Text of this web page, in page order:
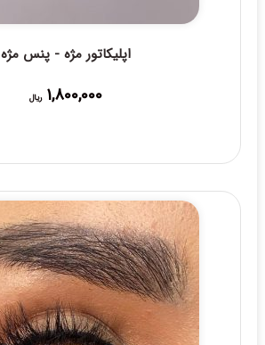
اپلیکاتور مژه - پنس مژه
1,800,000 ریال